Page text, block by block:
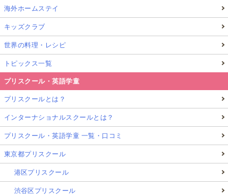
海外ホームステイ
キッズクラブ
世界の料理・レシピ
トピックス一覧
プリスクール・英語学童
プリスクールとは？
インターナショナルスクールとは？
プリスクール・英語学童 一覧・口コミ
東京都プリスクール
港区プリスクール
渋谷区プリスクール